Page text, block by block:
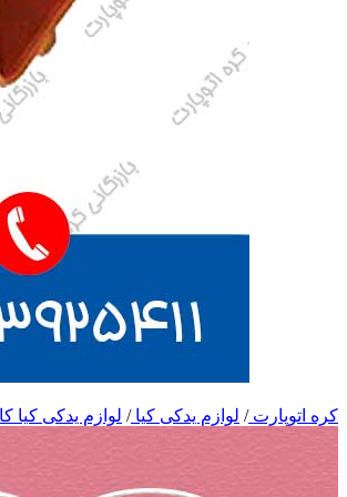
کره اتوپارت/ لوازم یدکی کیا/ لوازم یدکی کیا